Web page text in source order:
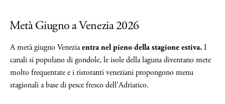
Metà Giugno a Venezia 2026
A metà giugno Veneziaentra nel pieno della stagione estiva.I
canali si popolano di gondole, le isole della laguna diventano mete
molto frequentate e i ristoranti veneziani propongono menu
stagionali a base di pesce fresco dell’Adriatico.